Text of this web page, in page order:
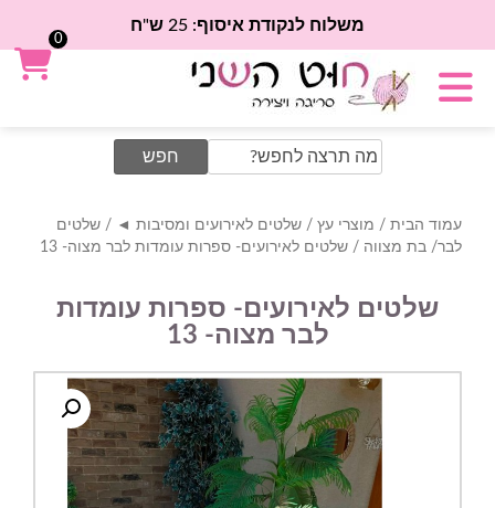
משלוח לנקודת איסוף: 25 ש"ח
Search
for:
עמוד הבית / מוצרי עץ / שלטים לאירועים ומסיבות ◄ / שלטים
לבר/ בת מצווה / שלטים לאירועים- ספרות עומדות לבר מצוה- 13
שלטים לאירועים- ספרות עומדות
לבר מצוה- 13
0